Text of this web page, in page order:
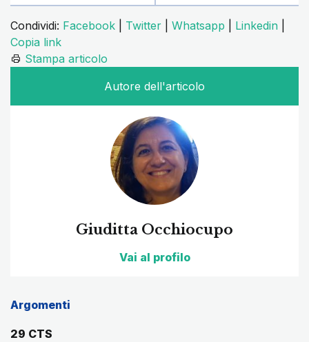
Condividi: Facebook Twitter Whatsapp Linkedin
Copia link
Stampa articolo
Autore dell'articolo
Giuditta Occhiocupo
Vai al profilo
Argomenti
29 CTS